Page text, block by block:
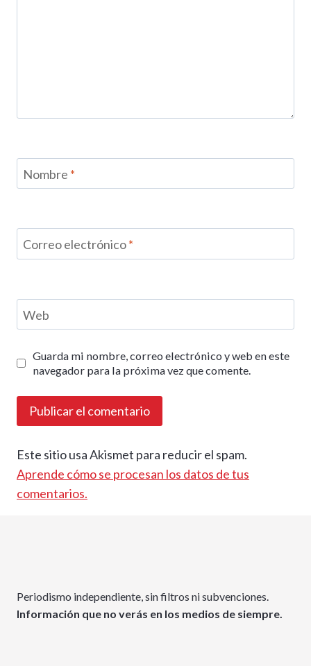
Nombre *
Correo electrónico*
Web
Guarda mi nombre, correo electrónico y web en este
navegador para la próxima vez que comente.
Este sitio usa Akismet para reducir el spam.
Aprende cómo se procesan los datos de tus
comentarios.
Periodismo independiente, sin filtros ni subvenciones.
Información que no verás en los medios de siempre.